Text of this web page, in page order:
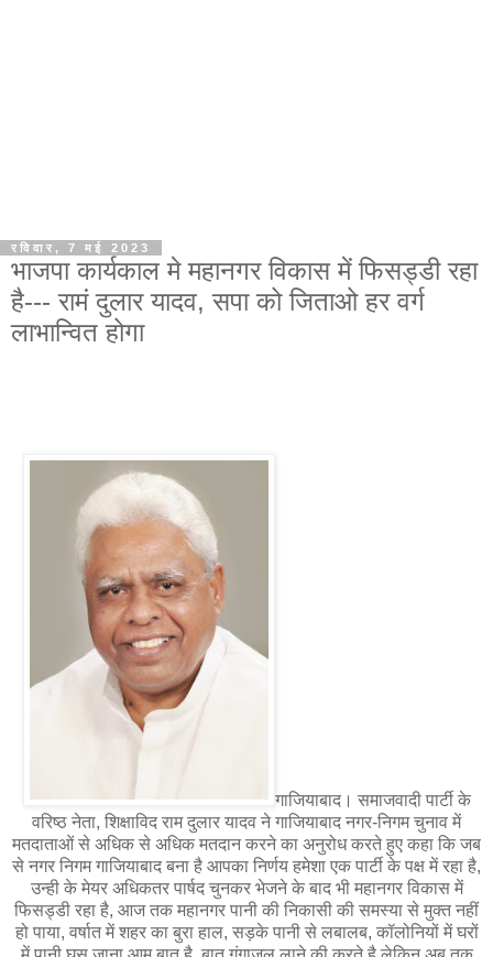
रविवार, 7 मई 2023
भाजपा कार्यकाल मे महानगर विकास में फिसड्डी रहा
है--- रामं दुलार यादव, सपा को जिताओ हर वर्ग
लाभान्वित होगा
गाजियाबाद। समाजवादी पार्टी के
वरिष्ठ नेता, शिक्षाविद राम दुलार यादव ने गाजियाबाद नगर-निगम चुनाव में
मतदाताओं से अधिक से अधिक मतदान करने का अनुरोध करते हुए कहा कि जब
से नगर निगम गाजियाबाद बना है आपका निर्णय हमेशा एक पार्टी के पक्ष में रहा है,
उन्ही के मेयर अधिकतर पार्षद चुनकर भेजने के बाद भी महानगर विकास में
फिसड्डी रहा है, आज तक महानगर पानी की निकासी की समस्या से मुक्त नहीं
हो पाया, वर्षात में शहर का बुरा हाल, सड़के पानी से लबालब, कॉलोनियों में घरों